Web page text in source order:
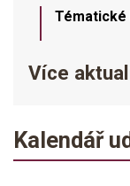
Více
Kalendář